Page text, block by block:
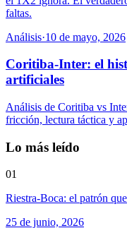
faltas.
Análisis·10 de mayo, 2026
Coritiba-Inter: el
artificiales
Análisis de Coritiba vs
fricción, lectura táctica y
Lo más leído
01
Riestra-Boca: el patrón
25 de junio, 2026